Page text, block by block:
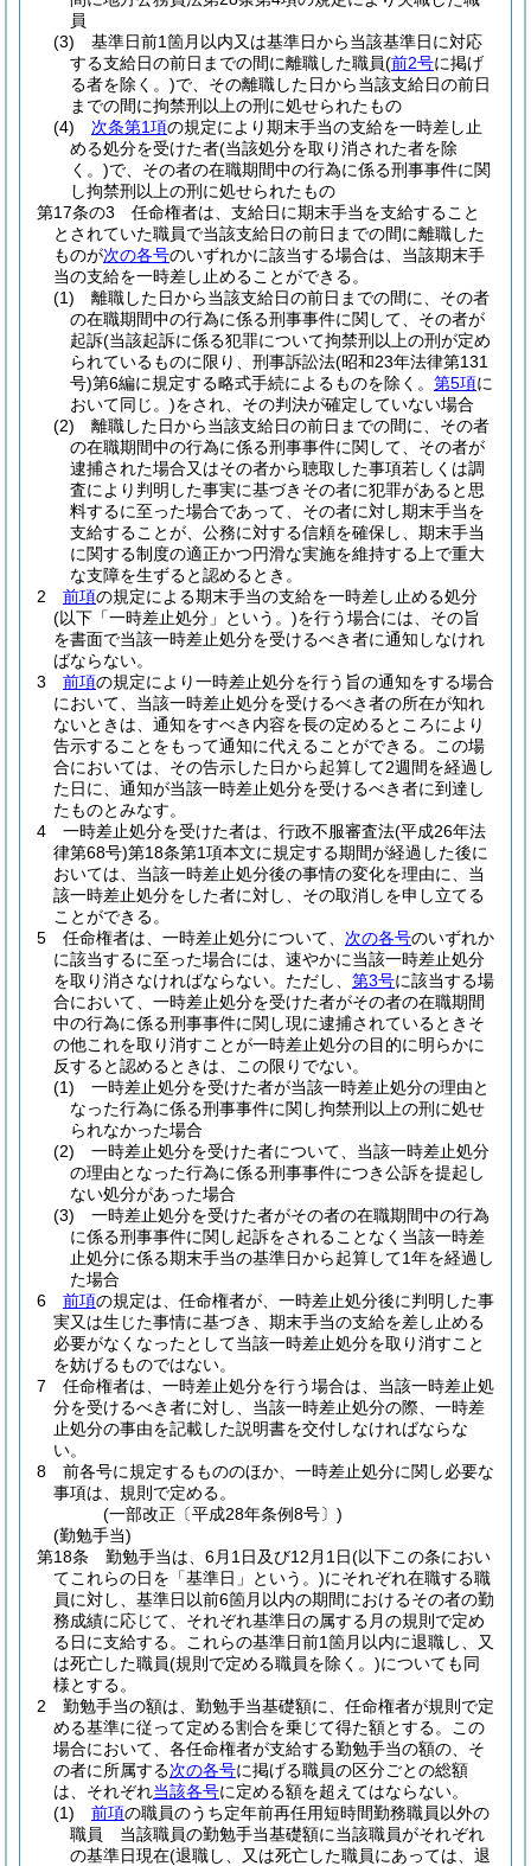
員
(3)
基準日前1箇月以内又は基準日から当該基準日に対応
する支給日の前日までの間に離職した職員(前2号に掲げ
る者を除く。)で、その離職した日から当該支給日の前日
までの間に拘禁刑以上の刑に処せられたもの
(4)
次条第1項の規定により期末手当の支給を一時差し止
める処分を受けた者(当該処分を取り消された者を除
く。)で、その者の在職期間中の行為に係る刑事事件に関
し拘禁刑以上の刑に処せられたもの
第17条の3
任命権者は、支給日に期末手当を支給すること
とされていた職員で当該支給日の前日までの間に離職した
ものが次の各号のいずれかに該当する場合は、当該期末手
当の支給を一時差し止めることができる。
(1)
離職した日から当該支給日の前日までの間に、その者
の在職期間中の行為に係る刑事事件に関して、その者が
起訴(当該起訴に係る犯罪について拘禁刑以上の刑が定め
られているものに限り、刑事訴訟法(昭和23年法律第131
号)第6編に規定する略式手続によるものを除く。 第5項に
おいて同じ。)をされ、その判決が確定していない場合
(2)
離職した日から当該支給日の前日までの間に、その者
の在職期間中の行為に係る刑事事件に関して、その者が
逮捕された場合又はその者から聴取した事項若しくは調
査により判明した事実に基づきその者に犯罪があると思
料するに至った場合であって、その者に対し期末手当を
支給することが、公務に対する信頼を確保し、期末手当
に関する制度の適正かつ円滑な実施を維持する上で重大
な支障を生ずると認めるとき。
2
前項の規定による期末手当の支給を一時差し止める処分
(以下「一時差止処分」という。)を行う場合には、その旨
を書面で当該一時差止処分を受けるべき者に通知しなけれ
ばならない。
3
前項の規定により一時差止処分を行う旨の通知をする場合
において、当該一時差止処分を受けるべき者の所在が知れ
ないときは、通知をすべき内容を長の定めるところにより
告示することをもって通知に代えることができる。
この場
合においては、その告示した日から起算して2週間を経過し
た日に、通知が当該一時差止処分を受けるべき者に到達し
たものとみなす。
4
一時差止処分を受けた者は、行政不服審査法(平成26年法
律第68号)第18条第1項本文に規定する期間が経過した後に
おいては、当該一時差止処分後の事情の変化を理由に、当
該一時差止処分をした者に対し、その取消しを申し立てる
ことができる。
5
任命権者は、一時差止処分について、 次の各号のいずれか
に該当するに至った場合には、速やかに当該一時差止処分
を取り消さなければならない。 ただし、 第3号に該当する場
合において、一時差止処分を受けた者がその者の在職期間
中の行為に係る刑事事件に関し現に逮捕されているときそ
の他これを取り消すことが一時差止処分の目的に明らかに
反すると認めるときは、この限りでない。
(1)
一時差止処分を受けた者が当該一時差止処分の理由と
なった行為に係る刑事事件に関し拘禁刑以上の刑に処せ
られなかった場合
(2)
一時差止処分を受けた者について、当該一時差止処分
の理由となった行為に係る刑事事件につき公訴を提起し
ない処分があった場合
(3)
一時差止処分を受けた者がその者の在職期間中の行為
に係る刑事事件に関し起訴をされることなく当該一時差
止処分に係る期末手当の基準日から起算して1年を経過し
た場合
6
前項の規定は、任命権者が、一時差止処分後に判明した事
実又は生じた事情に基づき、期末手当の支給を差し止める
必要がなくなったとして当該一時差止処分を取り消すこと
を妨げるものではない。
7
任命権者は、一時差止処分を行う場合は、当該一時差止処
分を受けるべき者に対し、当該一時差止処分の際、一時差
止処分の事由を記載した説明書を交付しなければならな
い。
8
前各号に規定するもののほか、一時差止処分に関し必要な
事項は、規則で定める。
(一部改正〔平成28年条例8号〕)
(勤勉手当)
第18条
勤勉手当は、6月1日及び12月1日(以下この条におい
てこれらの日を「基準日」という。)にそれぞれ在職する職
員に対し、基準日以前6箇月以内の期間におけるその者の勤
務成績に応じて、それぞれ基準日の属する月の規則で定め
る日に支給する。
これらの基準日前1箇月以内に退職し、又
は死亡した職員(規則で定める職員を除く。)についても同
様とする。
2
勤勉手当の額は、勤勉手当基礎額に、任命権者が規則で定
める基準に従って定める割合を乗じて得た額とする。
この
場合において、各任命権者が支給する勤勉手当の額の、そ
の者に所属する次の各号に掲げる職員の区分ごとの総額
は、それぞれ当該各号に定める額を超えてはならない。
(1)
前項の職員のうち定年前再任用短時間勤務職員以外の
職員 当該職員の勤勉手当基礎額に当該職員がそれぞれ
の基準日現在(退職し、又は死亡した職員にあっては、退